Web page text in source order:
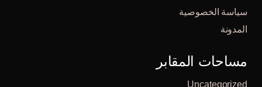
سياسة الخصوصية
المدونة
مساحات المقابر
Uncategorized